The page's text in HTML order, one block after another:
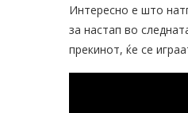
Интересно е што
за настап во
прекинот, ќе се